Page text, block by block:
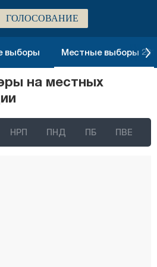
ГОЛОСОВАНИЕ
выборы Местные выборы
на местных
НРП ПНД ПБ ПВЕ